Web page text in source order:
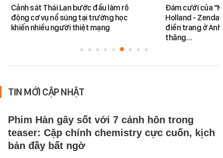
Cảnh sát Thái Lan bước đầu làm rõ
động cơ vụ nổ súng tại trường học
khiến nhiều người thiệt mạng
Đám cưới của
Holland -
điền trang ở
thăng…
TIN MỚI CẬP NHẬT
Phim Hàn gây sốt với 7 cảnh hôn trong
teaser: Cặp chính chemistry cực cuốn, kịch
bản đầy bất ngờ